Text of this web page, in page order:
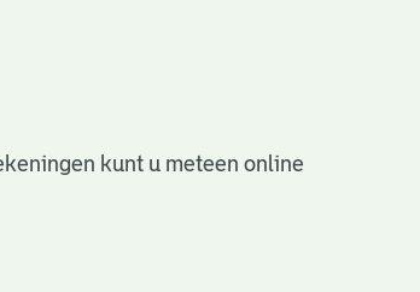
kunt u meteen online